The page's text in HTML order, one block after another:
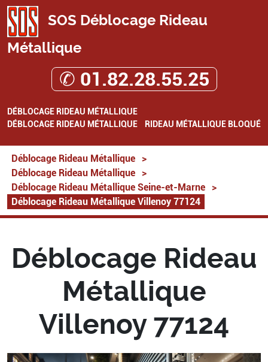
SOS Déblocage Rideau
Métallique
✆ 01.82.28.55.25
DÉBLOCAGE RIDEAU MÉTALLIQUE
DÉBLOCAGE RIDEAU MÉTALLIQUE
RIDEAU MÉTALLIQUE BLOQUÉ
Déblocage Rideau Métallique
>
Déblocage Rideau Métallique
>
Déblocage Rideau Métallique Seine-et-Marne
>
Déblocage Rideau Métallique Villenoy 77124
Déblocage Rideau
Métallique
Villenoy 77124